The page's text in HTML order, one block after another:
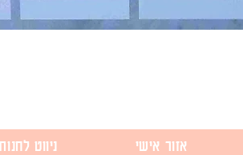
ניווט אזור אישי